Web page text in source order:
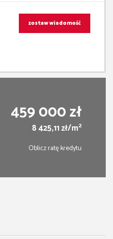
zostaw wiadomość
459 000 zł
8 425,11 zł/m2
Oblicz ratę kredytu